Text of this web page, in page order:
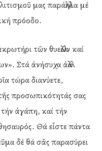
μας παράλληλα μέ
πρόοδο.
τῶν θυελλῶν καί
Στά ἀνήσυχα ἀλλά
τώρα διανύετε,
προσωπικότητάς σας
ἀγάπη, καί τήν
Θά εἶστε πάντα
δέ θά σᾶς παρασύρει